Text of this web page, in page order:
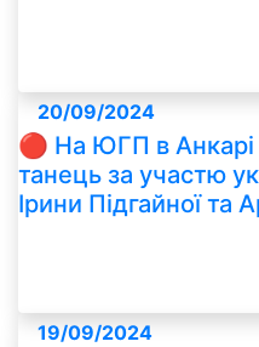
20/09/2024
🔴 На ЮГП в Анкарі
танець за участю
Ірини Підгайної та
19/09/2024